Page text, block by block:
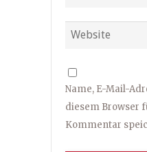
Name, E-Mail-
diesem Browser
Kommentar